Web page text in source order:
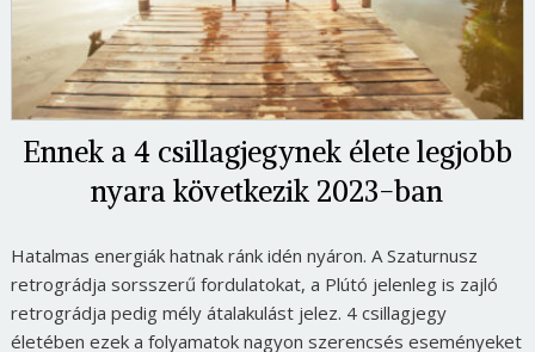
Ennek a 4 csillagjegynek élete legjobb
nyara következik 2023-ban
Hatalmas energiák hatnak ránk idén nyáron. A Szaturnusz
retrográdja sorsszerű fordulatokat, a Plútó jelenleg is zajló
retrográdja pedig mély átalakulást jelez. 4 csillagjegy
életében ezek a folyamatok nagyon szerencsés eseményeket